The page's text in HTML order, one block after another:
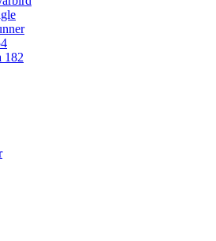
182